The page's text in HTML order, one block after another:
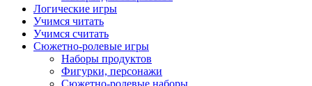
Логические игры
Учимся читать
Учимся считать
Сюжетно-ролевые игры
Наборы продуктов
Фигурки, персонажи
Сюжетно-ролевые наборы